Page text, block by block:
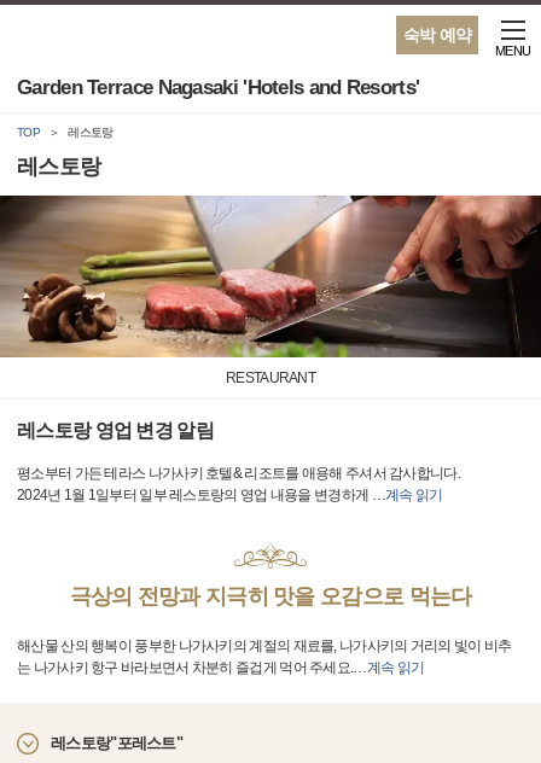
숙박 예약
Garden Terrace Nagasaki 'Hotels and Resorts'
MENU
TOP 레스토랑
레스토랑
RESTAURANT
레스토랑 영업 변경 알림
평소부터 가든 테라스 나가사키 호텔& 리조트를 애용해 주셔서 감사합니다.
2024년 1월 1일부터 일부 레스토랑의 영업 내용을 변경하게 …계속 읽기
극상의 전망과 지극히 맛을 오감으로 먹는다
해산물 산의 행복이 풍부한 나가사키의 계절의 재료를, 나가사키의 거리의 빛이 비추
는 나가사키 항구 바라보면서 차분히 즐겁게 먹어 주세요.…계속 읽기
레스토랑"포레스트"